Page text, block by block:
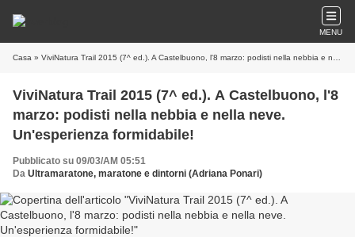
MENU
Casa » ViviNatura Trail 2015 (7^ ed.). A Castelbuono, l'8 marzo: podisti nella nebbia e nella neve. Un'esperienza formidabile!
ViviNatura Trail 2015 (7^ ed.). A Castelbuono, l'8
marzo: podisti nella nebbia e nella neve.
Un'esperienza formidabile!
Pubblicato su 09/03/AM 05:51
Da Ultramaratone, maratone e dintorni (Adriana Ponari)